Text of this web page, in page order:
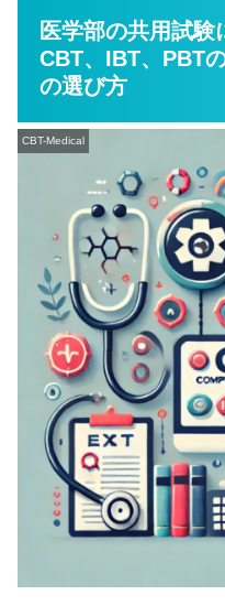
医学部の共用試験
CBT、IBT、PBT
の選び方
CBT-Medical